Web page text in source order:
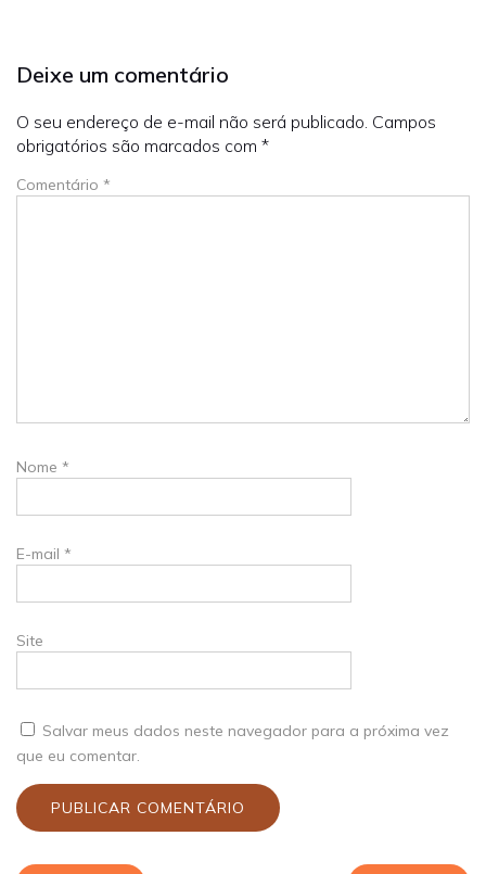
Deixe um comentário
O seu endereço de e-mail não será publicado. Campos
obrigatórios são marcados com *
Comentário *
Nome *
E-mail *
Site
Salvar meus dados neste navegador para a próxima vez
que eu comentar.